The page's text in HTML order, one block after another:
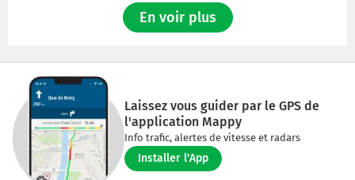
En voir plus
Laissez vous guider par le GPS de
l'application Mappy
Info trafic, alertes de vitesse et radars
Installer l'App